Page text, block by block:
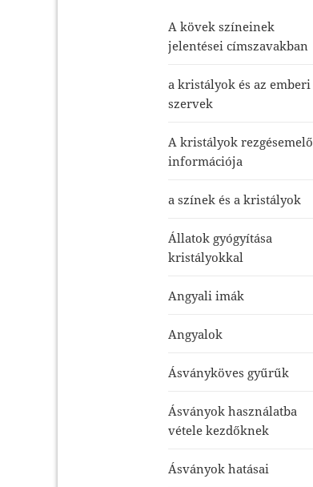
A kövek színeinek
jelentései címszavakban
a kristályok és az emberi
szervek
A kristályok rezgésemelő
információja
a színek és a kristályok
Állatok gyógyítása
kristályokkal
Angyali imák
Angyalok
Ásványköves gyűrűk
Ásványok használatba
vétele kezdőknek
Ásványok hatásai